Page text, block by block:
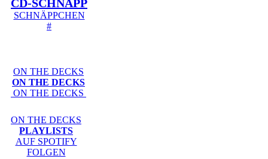
CD-SCHNAPP
SCHNÄPPCHEN
#
ON THE DECKS
ON THE DECKS
ON THE DECKS
ON THE DECKS
PLAYLISTS
AUF SPOTIFY
FOLGEN